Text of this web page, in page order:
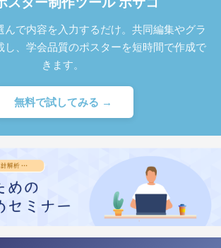
んで内容を入力するだけ。共同編集やグラ
し、学会品質のポスターを短時間で作成で
きます。
無料で試してみる →